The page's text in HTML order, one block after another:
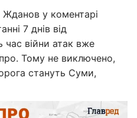
Жданов у коментарі
7 днів від
час війни атак вже
Тому не виключено,
стануть Суми,